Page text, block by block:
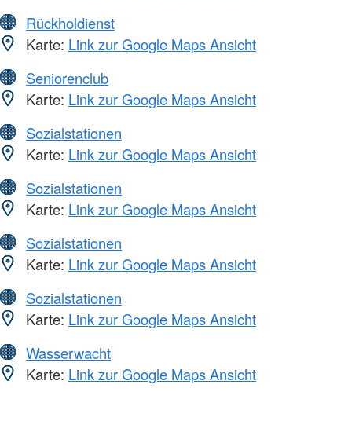
Rückholdienst
Karte: Link zur Google Maps Ansicht
Seniorenclub
Karte: Link zur Google Maps Ansicht
Sozialstationen
Karte: Link zur Google Maps Ansicht
Sozialstationen
Karte: Link zur Google Maps Ansicht
Sozialstationen
Karte: Link zur Google Maps Ansicht
Sozialstationen
Karte: Link zur Google Maps Ansicht
Wasserwacht
Karte: Link zur Google Maps Ansicht